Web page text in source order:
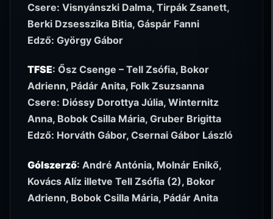
Csere: Visnyánszki Dalma, Tirpák Zsanett,
Berki Dzsesszika Bitia, Gáspár Fanni
Edző: György Gábor
TFSE: Ősz Csenge – Tell Zsófia, Bokor
Adrienn, Pádár Anita, Folk Zsuzsanna
Csere: Dióssy Dorottya Júlia, Winternitz
Anna, Bobok Csilla Mária, Gruber Brigitta
Edző: Horváth Gábor, Csernai Gábor László
Gólszerző: André Antónia, Molnár Enikő,
Kovács Alíz illetve Tell Zsófia (2), Bokor
Adrienn, Bobok Csilla Mária, Pádár Anita